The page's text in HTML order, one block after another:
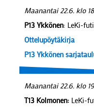
Maanantai 22.6. klo
P13 Ykkönen: LeKi-
Ottelupöytäkirja
P13 Ykkönen
Maanantai 22.6. klo
T13 Kolmonen: LeKi-